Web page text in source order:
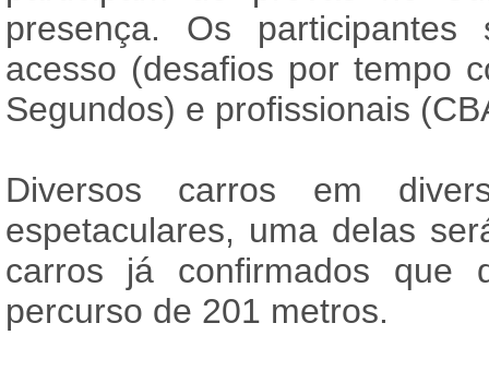
presença. Os
acesso (desafios por tempo
Segundos) e profissionais
Diversos carros em
espetaculares, uma delas
carros já confirmados que
percurso de 201 metros.